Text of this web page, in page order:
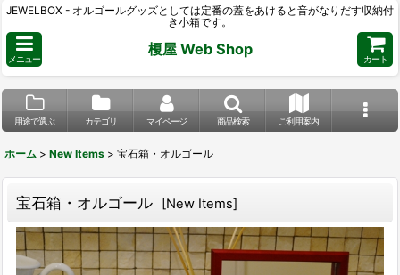
JEWELBOX - オルゴールグッズとしては定番の蓋をあけると音がなりだす収納付
き小箱です。
メニュー
榎屋 Web Shop
カート
用途で選ぶ カテゴリ マイページ 商品検索 ご利用案内
ホーム > New Items > 宝石箱・オルゴール
宝石箱・オルゴール [New Items]